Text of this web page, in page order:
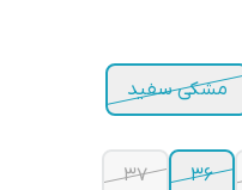
مشکی سفید
36
37